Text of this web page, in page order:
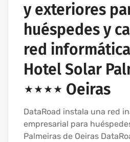
y exteriores
huéspedes y
red
Hotel Solar
⋆⋆⋆⋆ Oeiras
DataRoad instala una red
empresarial para
Palmeiras de Oeiras